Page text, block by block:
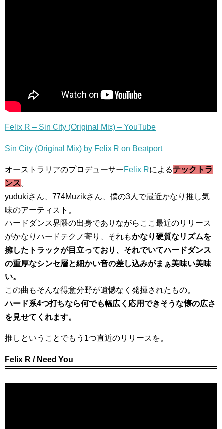
Felix R – Sin City (Original Mix) – YouTube
Sin City (Original Mix) by Felix R on Beatport
オーストラリアのプロデューサーFelix Rによるテックトラ
ンス。
yudukiさん、774Muzikさん、僕の3人で最近かなり推し気
味のアーティスト。
ハードダンス界隈の出身でありながらここ最近のリリース
がかなりハードテクノ寄り、それもかなり硬質なリズムを
擁したトラックが目立っており、それでいてハードダンス
の重厚なシンセ層と細かい音の差し込みがまぁ美味い美味
い。
この曲もそんな得意分野が遺憾なく発揮されたもの。
ハード系4つ打ちなら何でも幅広く応用できそうな懐の広さ
を見せてくれます。
推しということでもう1つ直近のリリースを。
Felix R / Need You